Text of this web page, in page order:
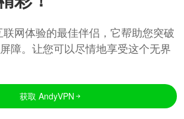
网体验的最佳伴侣，它帮助您突破
障。让您可以尽情地享受这个无界
获取 AndyVPN